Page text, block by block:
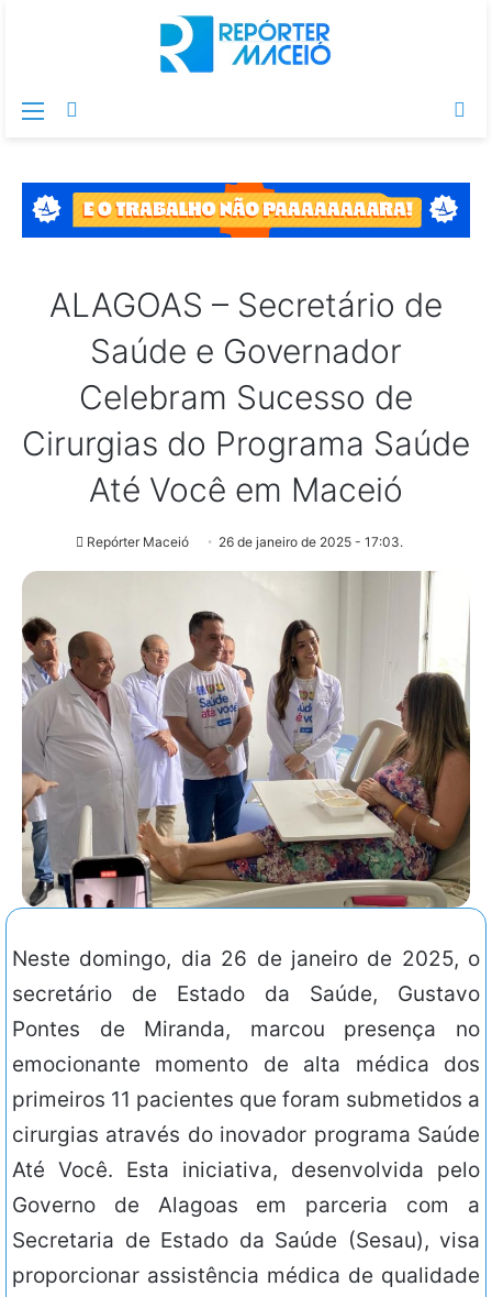
Menu
ALAGOAS – Secretário de
Saúde e Governador
Celebram Sucesso de
Cirurgias do Programa Saúde
Até Você em Maceió
Repórter Maceió 26 de janeiro de 2025 - 17:03.
Neste domingo, dia 26 de janeiro de 2025, o
secretário de Estado da Saúde, Gustavo
Pontes de Miranda, marcou presença no
emocionante momento de alta médica dos
primeiros 11 pacientes que foram submetidos a
cirurgias através do inovador programa Saúde
Até Você. Esta iniciativa, desenvolvida pelo
Governo de Alagoas em parceria com a
Secretaria de Estado da Saúde (Sesau), visa
proporcionar assistência médica de qualidade